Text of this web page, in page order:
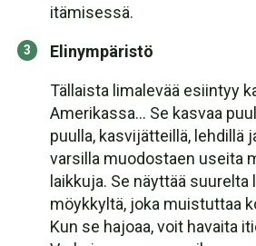
itämisessä.
Elinympäristö
Tällaista limalevää esiintyy
Amerikassa... Se kasvaa
puulla, kasvijätteillä, lehdillä
varsilla muodostaen useita
laikkuja. Se näyttää suurelta
möykkyltä, joka muistuttaa
Kun se hajoaa, voit havaita